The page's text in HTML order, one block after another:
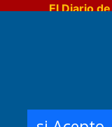
El Diario